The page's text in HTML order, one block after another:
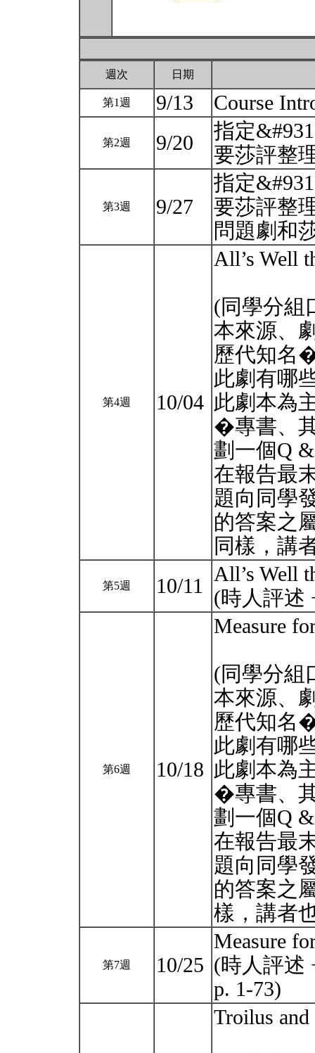
週次 日期
第1週 9/13 Course
第2週 9/20
指定
要莎評整
第3週 9/27
指定
要莎評整
問題劇和
第4週 10/04
All’s Well
(同學分
本來源、
歷代知名
此劇有哪
此劇本為
�專書、
劃一個Q
在報告最
題向同學
的答案之
同樣，講
第5週 10/11 All’s Well
(時人評述
第6週 10/18
Measure
(同學分
本來源、
歷代知名
此劇有哪
此劇本為
�專書、
劃一個Q
在報告最
題向同學
的答案之
樣，講者
第7週 10/25
Measure
(時人評述
p. 1-73)
Troilus and